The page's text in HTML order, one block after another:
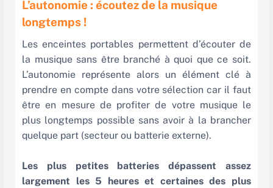
L’autonomie : écoutez de la musique
longtemps !
Les enceintes portables permettent d’écouter de
la musique sans être branché à quoi que ce soit.
L’autonomie représente alors un élément clé à
prendre en compte dans votre sélection car il faut
être en mesure de profiter de votre musique le
plus longtemps possible sans avoir à la brancher
quelque part (secteur ou batterie externe).
Les plus petites batteries dépassent assez
largement les 5 heures et certaines des plus